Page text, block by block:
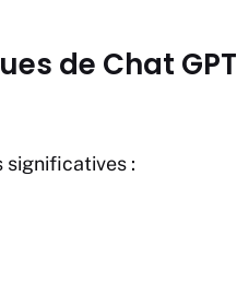
de Chat GPT
significatives :